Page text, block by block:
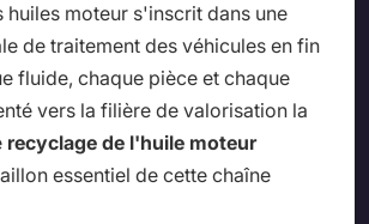
huiles moteur s'inscrit dans une
de traitement des véhicules en fin
fluide, chaque pièce et chaque
vers la filière de valorisation la
recyclage de l'huile moteur
essentiel de cette chaîne